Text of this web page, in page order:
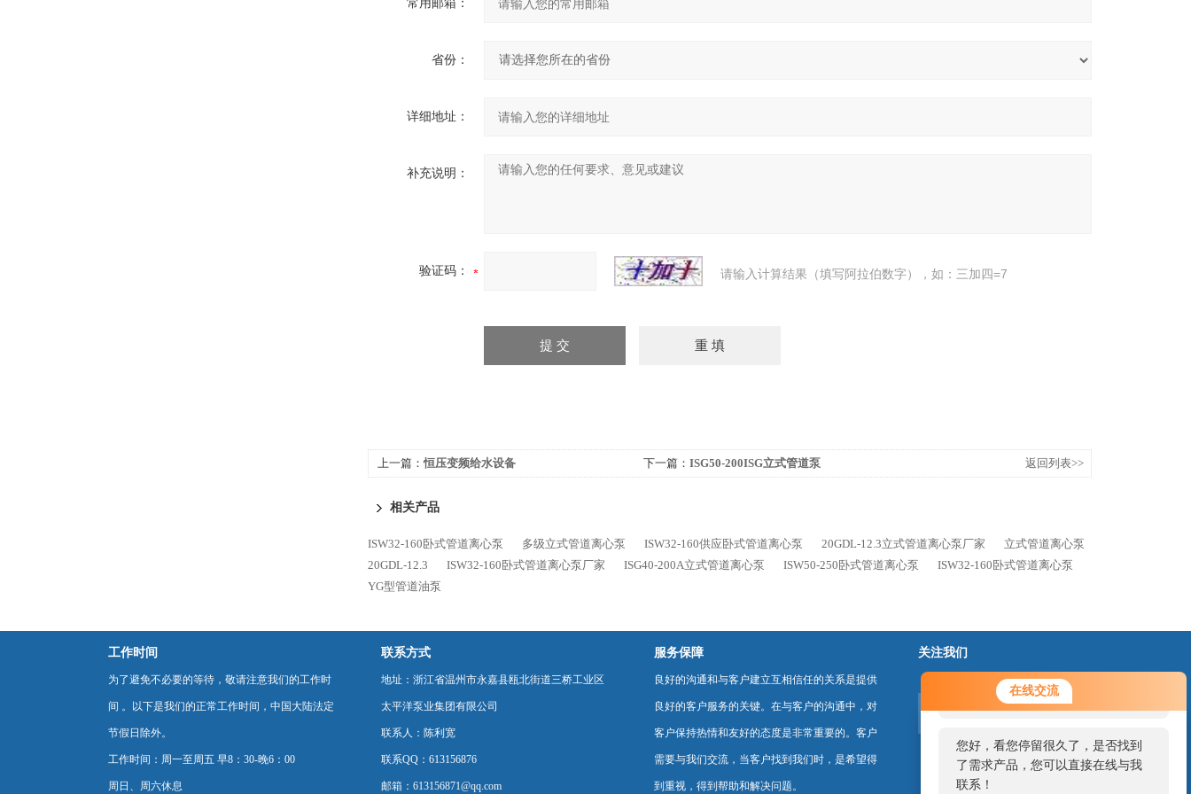
在线交流
您好！欢迎前来咨询，很高兴为您
服务，请问您要咨询什么问题呢？
您好，看您停留很久了，是否找到
了需求产品，您可以直接在线与我
联系！
常用邮箱：
省份：
详细地址：
补充说明：
验证码： 请输入计算结果（填写阿拉伯数字），如：三加四=7
上一篇：恒压变频给水设备 下一篇： ISG50-200ISG立式管道泵 返回列表>>
相关产品
ISW32-160卧式管道离心泵 多级立式管道离心泵 ISW32-160供应卧式管道离心泵 20GDL-12.3立式管道离心泵厂家
立式管道离心泵
20GDL-12.3
ISW32-160卧式管道离心泵厂家 ISG40-200A立式管道离心泵 ISW50-250卧式管道离心泵
ISW32-160卧式管道离心泵
YG型管道油泵
工作时间
为了避免不必要的等待，敬请注意我们的工作时
间 。以下是我们的正常工作时间，中国大陆法定
节假日除外。
工作时间：周一至周五 早8：30-晚6：00
周日、周六休息
联系方式
地址：浙江省温州市永嘉县瓯北街道三桥工业区
太平洋泵业集团有限公司
联系人：陈利宽
联系QQ：613156876
邮箱：613156871@qq.com
服务保障
良好的沟通和与客户建立互相信任的关系是提供
良好的客户服务的关键。在与客户的沟通中，对
客户保持热情和友好的态度是非常重要的。客户
需要与我们交流，当客户找到我们时，是希望得
到重视，得到帮助和解决问题。
关注我们